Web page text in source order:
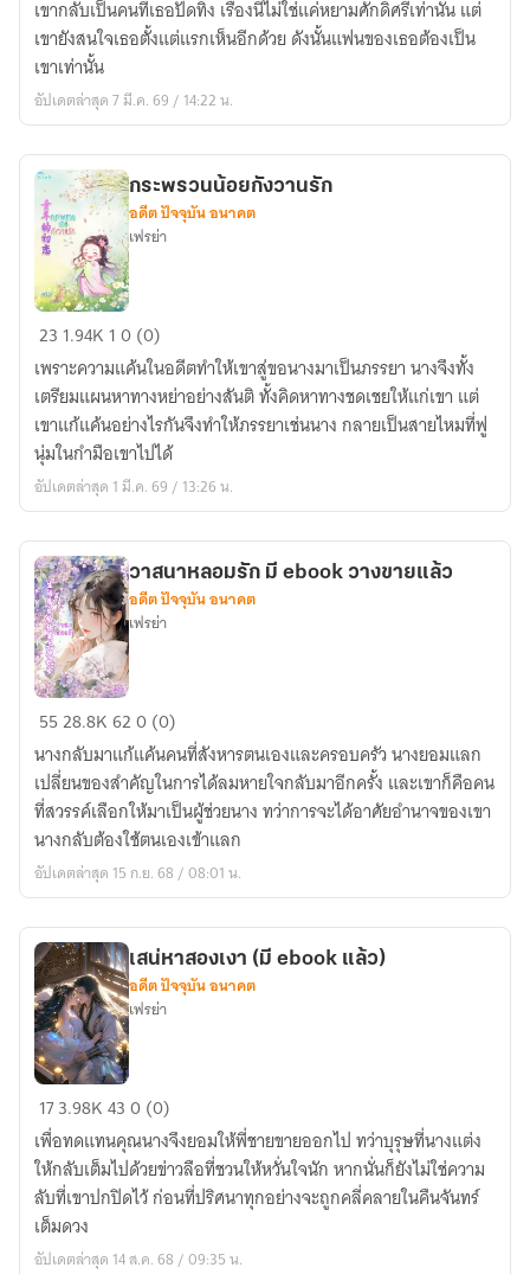
สัก
คน...มา
จีบ
ผม
นะ
มี
Ebook
แล้ว
นะคะ
เขากลับเป็นคนที่เธอปัดทิ้ง เรื่องนี้ไม่ใช่แค่หยามศักดิ์ศรีเท่านั้น แต่
เขายังสนใจเธอตั้งแต่แรกเห็นอีกด้วย ดังนั้นแฟนของเธอต้องเป็น
เขาเท่านั้น
อัปเดตล่าสุด 7 มี.ค. 69 / 14:22 น.
กระพรวน
กังวาน
รัก
กระพรวนน้อยกังวานรัก
อดีต ปัจจุบัน อนาคต
เฟรย่า
23 1.94K 10 (0)
เพราะความแค้นในอดีตทำให้เขาสู่ขอนางมาเป็นภรรยา นางจึงทั้ง
เตรียมแผนหาทางหย่าอย่างสันติ ทั้งคิดหาทางชดเชยให้แก่เขา แต่
เขาแก้แค้นอย่างไรกันจึงทำให้ภรรยาเช่นนาง กลายเป็นสายไหมที่ฟู
นุ่มในกำมือเขาไปได้
อัปเดตล่าสุด 1 มี.ค. 69 / 13:26 น.
วาสนา
หลอม
รัก
มี
ebook
วาง
ขาย
วาสนาหลอมรัก มี ebook วางขายแล้ว
อดีต ปัจจุบัน อนาคต
เฟรย่า
5528.8K620 (0)
นางกลับมาแก้แค้นคนที่สังหารตนเองและครอบครัว นางยอมแลก
เปลี่ยนของสำคัญในการได้ลมหายใจกลับมาอีกครั้ง และเขาก็คือคน
ที่สวรรค์เลือกให้มาเป็นผู้ช่วยนาง ทว่าการจะได้อาศัยอำนาจของเขา
นางกลับต้องใช้ตนเองเข้าแลก
อัปเดตล่าสุด 15 ก.ย. 68 / 08:01 น.
เสน่หา
สอง
เงา
(มี
ebook
แล้ว)
เสน่หาสองเงา (มี ebook แล้ว)
อดีต ปัจจุบัน อนาคต
เฟรย่า
173.98K430 (0)
เพื่อทดแทนคุณนางจึงยอมให้พี่ชายขายออกไป ทว่าบุรุษที่นางแต่ง
ให้กลับเต็มไปด้วยข่าวลือที่ชวนให้หวั่นใจนัก หากนั่นก็ยังไม่ใช่ความ
ลับที่เขาปกปิดไว้ ก่อนที่ปริศนาทุกอย่างจะถูกคลี่คลายในคืนจันทร์
เต็มดวง
อัปเดตล่าสุด 14 ส.ค. 68 / 09:35 น.